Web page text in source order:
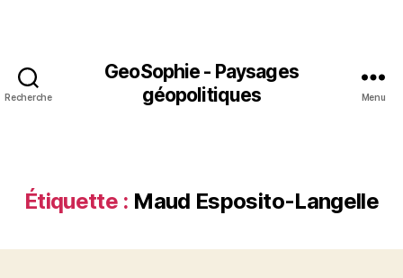
Recherche
GeoSophie - Paysages
géopolitiques
Menu
Étiquette : Maud Esposito-Langelle